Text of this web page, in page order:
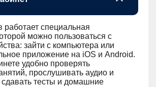
работает специальная
можно пользоваться с
зайти с компьютера или
приложение на iOS и Android.
удобно проверять
прослушивать аудио и
сдавать тесты и домашние